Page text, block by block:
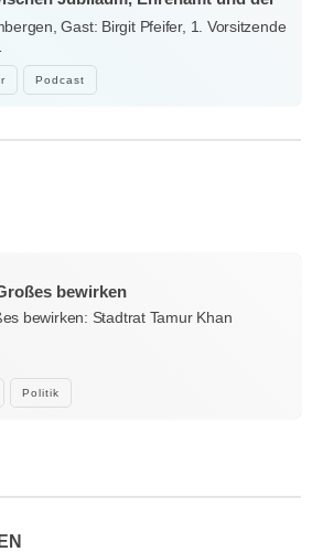
Podcast
Gast: Birgit Pfeifer, 1. Vorsitzende
Politik
bewirken
bewirken: Stadtrat Tamur Khan